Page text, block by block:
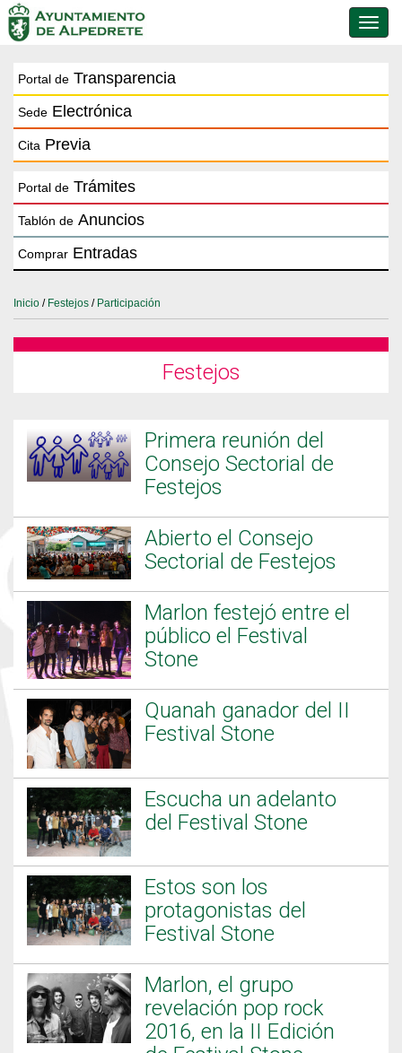
de
Portal de Transparencia
Sede Electrónica
Cita Previa
Portal de Trámites
Tablón de Anuncios
Comprar Entradas
Inicio / Festejos / Participación
Festejos
Primera reunión del
Consejo Sectorial de
Festejos
Abierto el Consejo
Sectorial de Festejos
Marlon festejó entre el
público el Festival
Stone
Quanah ganador del II
Festival Stone
Escucha un adelanto
del Festival Stone
Estos son los
protagonistas del
Festival Stone
Marlon, el grupo
revelación pop rock
2016, en la II Edición